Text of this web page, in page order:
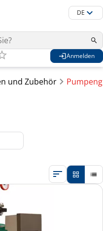
DE
Anmelden
und Zubehör